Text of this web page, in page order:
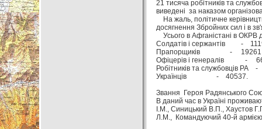
21 тисяча робітників та
виведені за наказом
На жаль, політичне
досягнення Збройних сил і в
Усього в Афганістані в ОКРВ
Солдатів і сержантів -
Прапорщиків - 19261
Офіцерів і генералів -
Робітників та службовців
Українців - 40537.
Звання Героя Радянського
В даний час в Україні
І.М., Синицький В.П., Хаустов
Л.М., Командуючий 40-й армією